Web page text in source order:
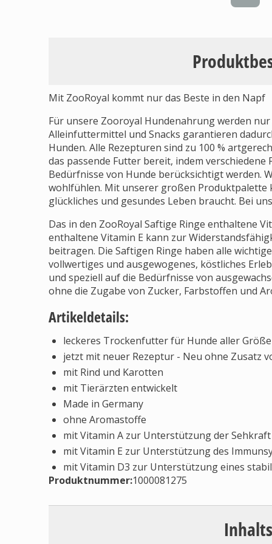
Mit ZooRoyal kommt nur das Beste in den Napf
Für unsere Zooroyal Hundenahrung werden
Alleinfuttermittel und Snacks garantieren
Hunden. Alle Rezepturen sind zu 100 %
das passende Futter bereit, indem
Bedürfnisse von Hunde berücksichtigt werden.
wohlfühlen. Mit unserer großen Produktpalette
glückliches und gesundes Leben braucht. Bei
Das in den ZooRoyal Saftige Ringe enthaltene
enthaltene Vitamin E kann zur
beitragen. Die Saftigen Ringe haben alle
vollwertiges und ausgewogenes, köstliches
und speziell auf die Bedürfnisse von
ohne die Zugabe von Zucker, Farbstoffen und
Artikeldetails:
leckeres Trockenfutter für Hunde aller
jetzt mit neuer Rezeptur - Neu ohne Zusatz
mit Rind und Karotten
mit Tierärzten entwickelt
Made in Germany
ohne Aromastoffe
mit Vitamin A zur Unterstützung der Sehkraft
mit Vitamin E zur Unterstützung des
mit Vitamin D3 zur Unterstützung eines
Produktnummer:1000081275